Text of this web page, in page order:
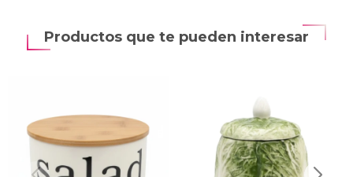
Productos que te pueden interesar